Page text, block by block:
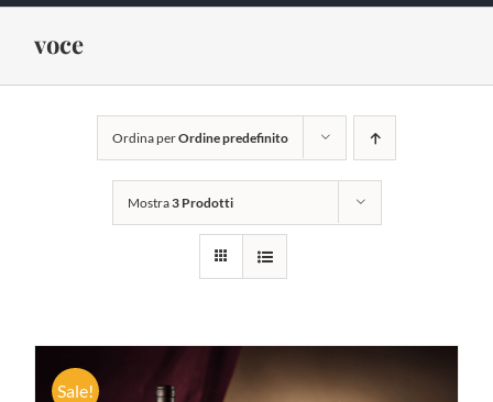
voce
Ordina perOrdine predefinito
Mostra3 Prodotti
Sale!